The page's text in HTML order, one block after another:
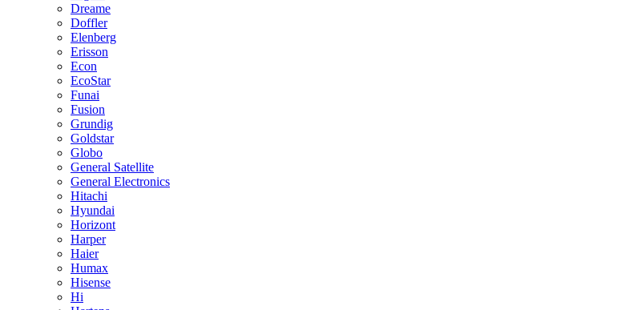
Dreame
Doffler
Elenberg
Erisson
Econ
EcoStar
Funai
Fusion
Grundig
Goldstar
Globo
General Satellite
General Electronics
Hitachi
Hyundai
Horizont
Harper
Haier
Humax
Hisense
Hi